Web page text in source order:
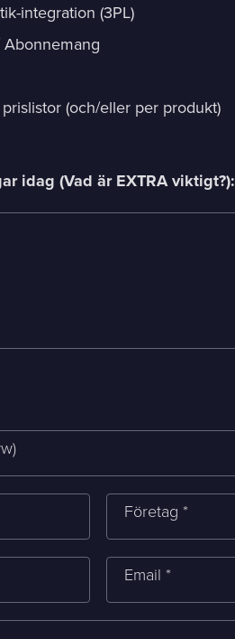
integration (3PL)
(och/eller per produkt)
idag (Vad är EXTRA viktigt?):
Företag *
Email *